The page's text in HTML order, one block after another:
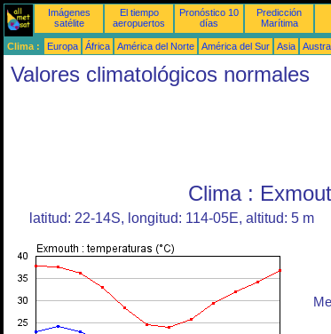
Imágenes
satélite
El tiempo
aeropuertos
Pronóstico 10
días
Predicción
Marítima
Clima : Europa África América del Norte América del Sur Asia
Valores climatológicos normales
Clima :
latitud: 22-14S, longitud: 114-05E, altitud: 5 m